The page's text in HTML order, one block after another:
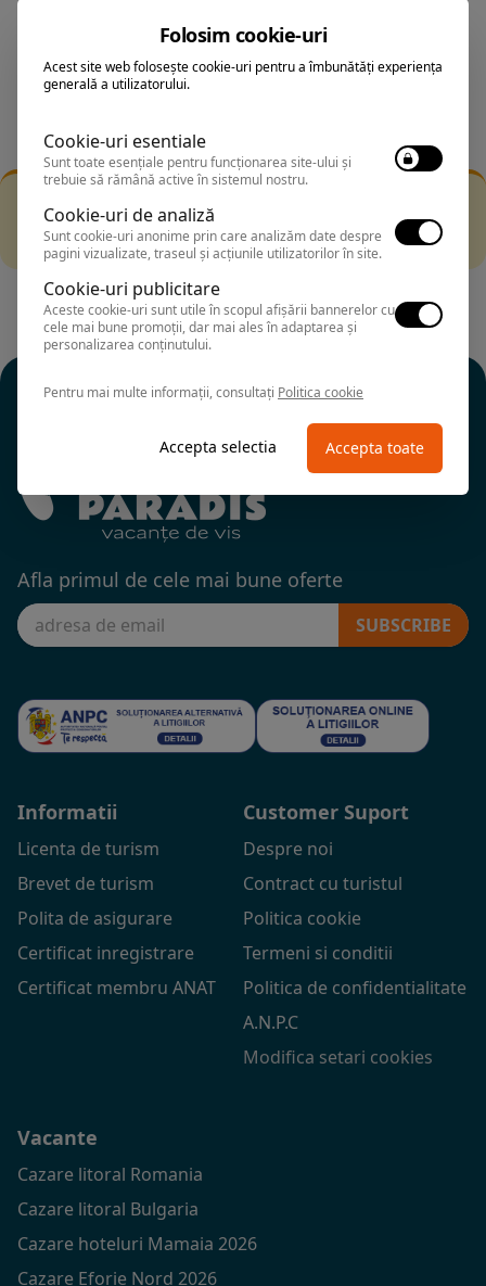
Stele 1-5
Stele 5-1
Incearca sa folosesti o cautarea mai generala sau alege
alte fitre.
Afla primul de cele mai bune oferte
SUBSCRIBE
Informatii
Licenta de turism
Brevet de turism
Polita de asigurare
Certificat inregistrare
Certificat membru ANAT
Customer Suport
Despre noi
Contract cu turistul
Politica cookie
Termeni si conditii
Politica de confidentialitate
A.N.P.C
Modifica setari cookies
Vacante
Cazare litoral Romania
Cazare litoral Bulgaria
Cazare hoteluri Mamaia 2026
Cazare Eforie Nord 2026
Folosim cookie-uri
Acest site web folosește cookie-uri pentru a îmbunătăți experiența
generală a utilizatorului.
Cookie-uri esentiale
Sunt toate esențiale pentru funcționarea site-ului și
trebuie să rămână active în sistemul nostru.
Cookie-uri de analiză
Sunt cookie-uri anonime prin care analizăm date despre
pagini vizualizate, traseul și acțiunile utilizatorilor în site.
Cookie-uri publicitare
Aceste cookie-uri sunt utile în scopul afișării bannerelor cu
cele mai bune promoții, dar mai ales în adaptarea și
personalizarea conținutului.
Pentru mai multe informații, consultați Politica cookie
Accepta selectia Accepta toate